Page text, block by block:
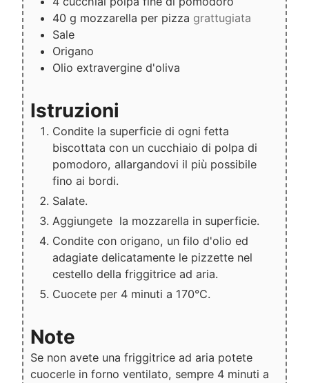
40 g mozzarella per pizza grattugiata
Sale
Origano
Olio extravergine d'oliva
Istruzioni
Condite la superficie di ogni fetta
biscottata con un cucchiaio di polpa di
pomodoro, allargandovi il più possibile
fino ai bordi.
Salate.
Aggiungete la mozzarella in superficie.
Condite con origano, un filo d'olio ed
adagiate delicatamente le pizzette nel
cestello della friggitrice ad aria.
Cuocete per 4 minuti a 170°C.
Note
Se non avete una friggitrice ad aria potete
cuocerle in forno ventilato, sempre 4 minuti a